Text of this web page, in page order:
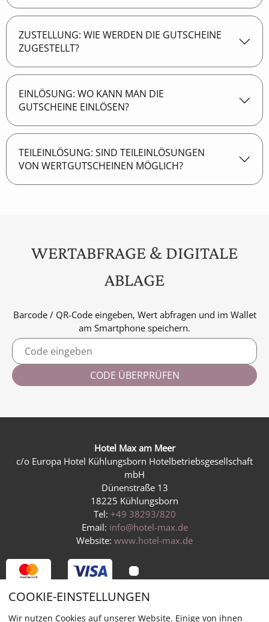
ZUSTELLUNG: WIE WERDEN DIE GUTSCHEINE
ZUGESTELLT?
Bestellvorgang selbst ausdrucken. Zusätzlich
bekommen Sie eine Mail mit dem Gutschein (PDF)
von uns zugesendet.
EINLÖSUNG: WO KANN MAN DIE
GUTSCHEINE EINLÖSEN?
Rotisserie Wings & Drums
TEILEINLÖSUNG: SIND TEILEINLÖSUNGEN
VON WERTGUTSCHEINEN MÖGLICH?
WERTABFRAGE & DIGITALE
ABLAGE
Barcode / QR-Code eingeben, Wert abfragen und im Wallet
am Smartphone speichern.
CODE ÜBERPRÜFEN
Hotel Max am Meer
c/o Europa Hotel Kühlungsborn Hotelbetriebsgesellschaft
mbH
Dünenstraße 13
18225 Kühlungsborn
Tel: +49 38293/820
Email: info@hotel-max.de
Website: www.hotel-max.de
Widerruf Zahlung & Versand
COOKIE-EINSTELLUNGEN
Wir nutzen Cookies auf unserer Website. Einige von ihnen